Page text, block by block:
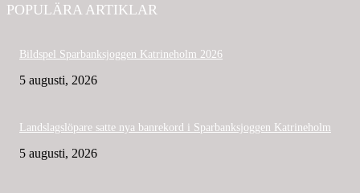
POPULÄRA ARTIKLAR
Bildspel Sparbanksjoggen Katrineholm 2026
5 augusti, 2026
Landslagslöpare satte nya banrekord i Sparbanksjoggen Katrineholm
5 augusti, 2026